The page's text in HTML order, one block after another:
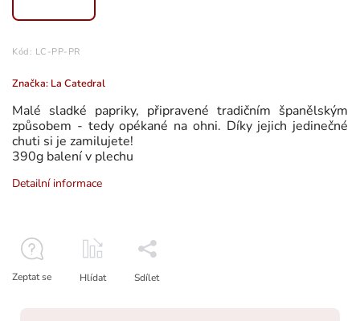
Kód: LC-PP-PR
Značka: La Catedral
Malé sladké papriky, připravené tradičním španělským
způsobem - tedy opékané na ohni. Díky jejich jedinečné
chuti si je zamilujete!
390g balení v plechu
Detailní informace
Zeptat se Hlídat Sdílet